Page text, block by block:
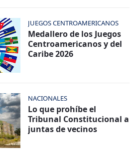
JUEGOS CENTROAMERICANOS
Medallero de los Juegos
Centroamericanos y del
Caribe 2026
NACIONALES
Lo que prohíbe el
Tribunal Constitucional a
juntas de vecinos